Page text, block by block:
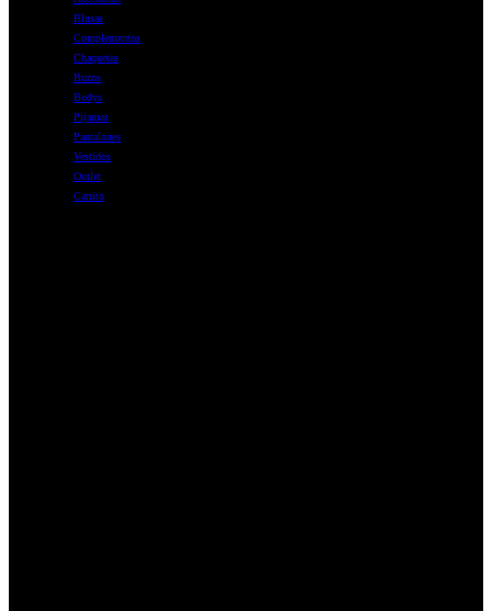
Blusas
Complementos
Chaquetas
Buzos
Bodys
Pijamas
Pantalones
Vestidos
Outlet
Carrito